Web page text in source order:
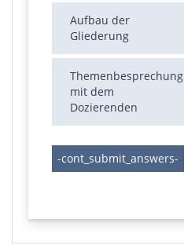
Aufbau der
Gliederung
Themenbesprechung
mit dem
Dozierenden